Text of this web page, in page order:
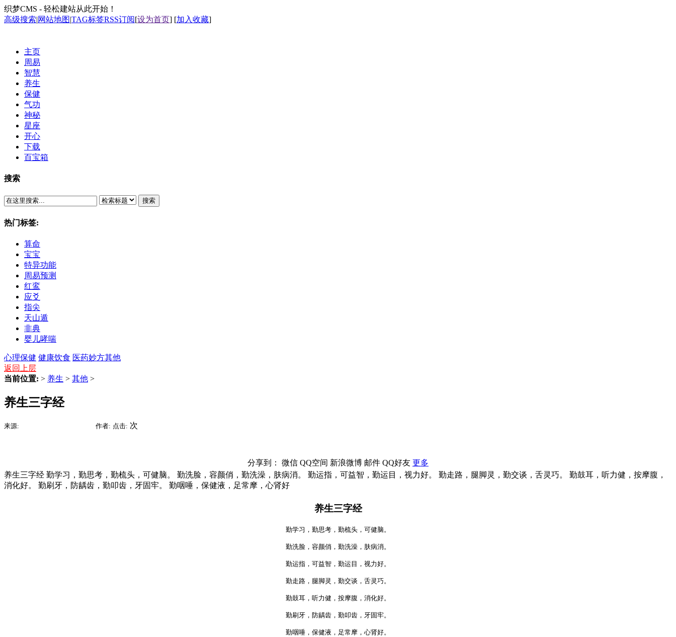
织梦CMS - 轻松建站从此开始！
高级搜索|网站地图|TAG标签RSS订阅[设为首页] [加入收藏]
主页
周易
智慧
养生
保健
气功
神秘
星座
开心
下载
百宝箱
搜索
搜索
热门标签:
算命
宝宝
特异功能
周易预测
红鸾
应爻
指尖
天山遁
非典
婴儿哮喘
心理保健 健康饮食 医药妙方其他
返回上层
当前位置: > 养生 > 其他 >
养生三字经
来源: 作者: 点击: 次
分享到： 微信 QQ空间 新浪微博 邮件 QQ好友 更多
养生三字经 勤学习，勤思考，勤梳头，可健脑。 勤洗脸，容颜俏，勤洗澡，肤病消。 勤运指，可益智，勤运目，视力好。 勤走路，腿脚灵，勤交谈，舌灵巧。 勤鼓耳，听力健，按摩腹，
消化好。 勤刷牙，防龋齿，勤叩齿，牙固牢。 勤咽唾，保健液，足常摩，心肾好
养生三字经
勤学习，勤思考，勤梳头，可健脑。
勤洗脸，容颜俏，勤洗澡，肤病消。
勤运指，可益智，勤运目，视力好。
勤走路，腿脚灵，勤交谈，舌灵巧。
勤鼓耳，听力健，按摩腹，消化好。
勤刷牙，防龋齿，勤叩齿，牙固牢。
勤咽唾，保健液，足常摩，心肾好。